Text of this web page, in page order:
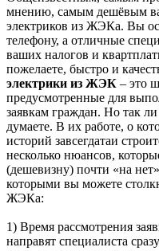
мнению, самым дешёвым
электриков из ЖЭКа. Вы
телефону, а отличные
ваших налогов и
пожелаете, быстро и
электрики из ЖЭК – это
предусмотренные для
заявкам граждан. Но так
думаете. В их работе, о
историй завсегдатаи
несколько нюансов,
(дешевизну) почти «на
которыми вы можете
ЖЭКа:
1) Время рассмотрения
направят специалиста